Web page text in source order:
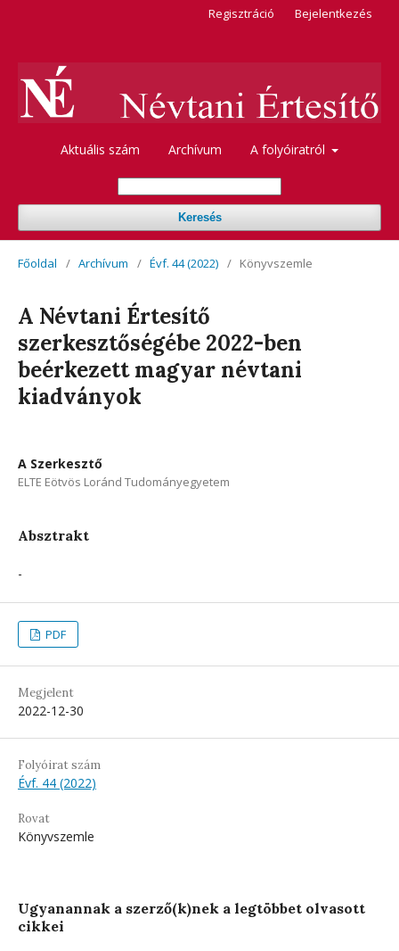
Aktuális szám Archívum A folyóiratról
Keresés
Regisztráció Bejelentkezés
Főoldal / Archívum / Évf. 44 (2022) / Könyvszemle
A Névtani Értesítő
szerkesztőségébe 2022-ben
beérkezett magyar névtani
kiadványok
A Szerkesztő
ELTE Eötvös Loránd Tudományegyetem
Absztrakt
-
PDF
Megjelent
2022-12-30
Folyóirat szám
Évf. 44 (2022)
Rovat
Könyvszemle
Ugyanannak a szerző(k)nek a legtöbbet olvasott
cikkei